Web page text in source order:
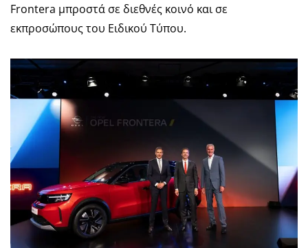
Frontera μπροστά σε διεθνές κοινό και σε
εκπροσώπους του Ειδικού Τύπου.